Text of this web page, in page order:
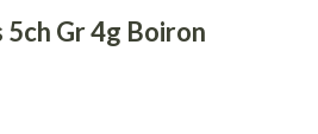
Gr 4g Boiron